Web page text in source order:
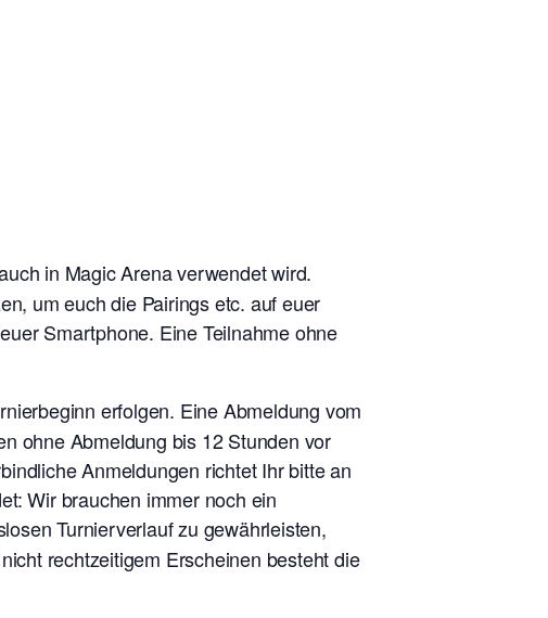
in Magic Arena verwendet wird.
um euch die Pairings etc. auf euer
Smartphone. Eine Teilnahme ohne
erfolgen. Eine Abmeldung vom
ohne Abmeldung bis 12 Stunden vor
Anmeldungen richtet Ihr bitte an
Wir brauchen immer noch ein
Turnierverlauf zu gewährleisten,
rechtzeitigem Erscheinen besteht die